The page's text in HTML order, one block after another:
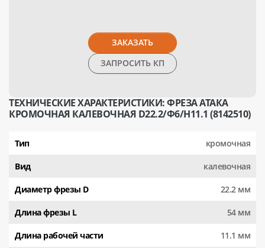
ЗАКАЗАТЬ
ЗАПРОСИТЬ КП
ТЕХНИЧЕСКИЕ ХАРАКТЕРИСТИКИ: ФРЕЗА АТАКА
КРОМОЧНАЯ КАЛЕВОЧНАЯ D22.2/Ф6/H11.1 (8142510)
Тип кромочная
Вид калевочная
Диаметр фрезы D 22.2 мм
Длина фрезы L 54 мм
Длина рабочей части 11.1 мм